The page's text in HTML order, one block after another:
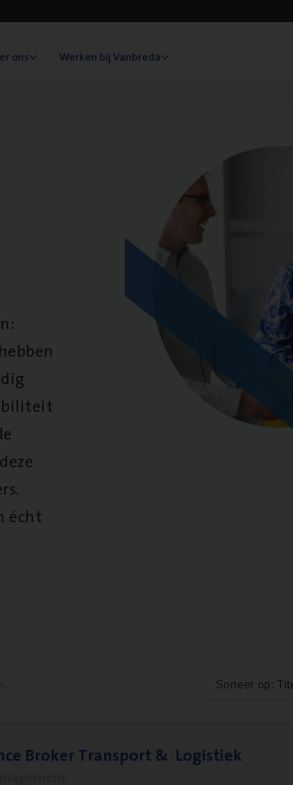
ons Werken bij Vanbreda
écht
Sorteer op:
Bro­ker Trans­port& Logistiek